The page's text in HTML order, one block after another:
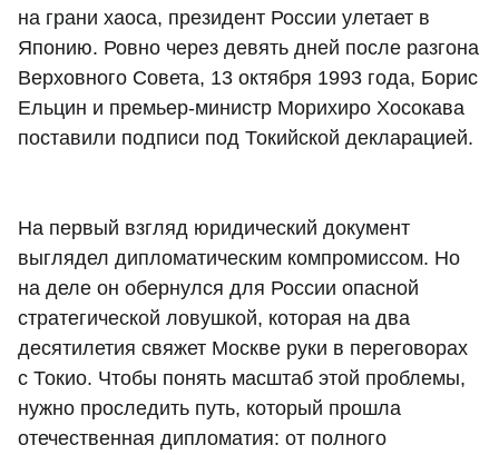
на грани хаоса, президент России улетает в
Японию. Ровно через девять дней после разгона
Верховного Совета, 13 октября 1993 года, Борис
Ельцин и премьер-министр Морихиро Хосокава
поставили подписи под Токийской декларацией.
На первый взгляд юридический документ
выглядел дипломатическим компромиссом. Но
на деле он обернулся для России опасной
стратегической ловушкой, которая на два
десятилетия свяжет Москве руки в переговорах
с Токио. Чтобы понять масштаб этой проблемы,
нужно проследить путь, который прошла
отечественная дипломатия: от полного